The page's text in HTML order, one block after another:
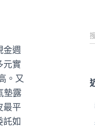
金週
元實
。又
墊露
最平
託如
: